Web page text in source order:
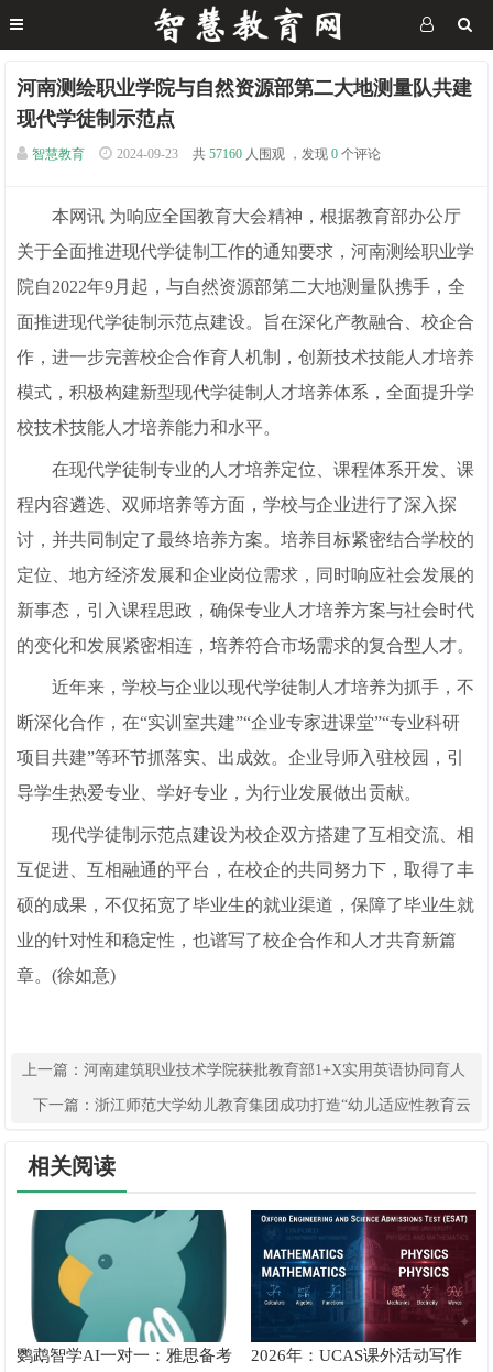
河南测绘职业学院与自然资源部第二大地测量队共建
现代学徒制示范点
智慧教育 2024-09-23 共 57160 人围观 ，发现 0 个评论
本网讯 为响应全国教育大会精神，根据教育部办公厅
关于全面推进现代学徒制工作的通知要求，河南测绘职业学
院自2022年9月起，与自然资源部第二大地测量队携手，全
面推进现代学徒制示范点建设。旨在深化产教融合、校企合
作，进一步完善校企合作育人机制，创新技术技能人才培养
模式，积极构建新型现代学徒制人才培养体系，全面提升学
校技术技能人才培养能力和水平。
在现代学徒制专业的人才培养定位、课程体系开发、课
程内容遴选、双师培养等方面，学校与企业进行了深入探
讨，并共同制定了最终培养方案。培养目标紧密结合学校的
定位、地方经济发展和企业岗位需求，同时响应社会发展的
新事态，引入课程思政，确保专业人才培养方案与社会时代
的变化和发展紧密相连，培养符合市场需求的复合型人才。
近年来，学校与企业以现代学徒制人才培养为抓手，不
断深化合作，在“实训室共建”“企业专家进课堂”“专业科研
项目共建”等环节抓落实、出成效。企业导师入驻校园，引
导学生热爱专业、学好专业，为行业发展做出贡献。
现代学徒制示范点建设为校企双方搭建了互相交流、相
互促进、互相融通的平台，在校企的共同努力下，取得了丰
硕的成果，不仅拓宽了毕业生的就业渠道，保障了毕业生就
业的针对性和稳定性，也谱写了校企合作和人才共育新篇
章。(徐如意)
上一篇：河南建筑职业技术学院获批教育部1+X实用英语协同育人
全国示范基地
下一篇： 浙江师范大学幼儿教育集团成功打造“幼儿适应性教育云
相关阅读
鹦鹉智学AI一对一：雅思备考
2026年：UCAS课外活动写作